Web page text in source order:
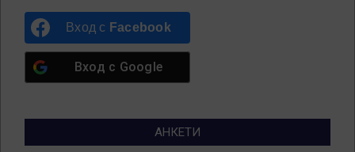
Вход с Facebook
Вход с Google
АНКЕТИ